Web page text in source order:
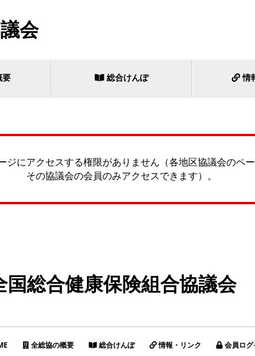
会
総合けんぽ 情
ジにアクセスする権限がありません（各地区協議会のペ
その協議会の会員のみアクセスできます）。
国総合健康保険組合協議会
全総協の概要 総合けんぽ 情報・リンク 会員ログ